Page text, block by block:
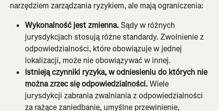
narzędziem zarządzania ryzykiem, ale mają ograniczenia:
Wykonalność jest zmienna. Sądy w różnych
jurysdykcjach stosują różne standardy. Zwolnienie z
odpowiedzialności, które obowiązuje w jednej
lokalizacji, może nie obowiązywać w innej.
Istnieją czynniki ryzyka, w odniesieniu do których nie
można zrzec się odpowiedzialności. Wiele
jurysdykcji zabrania zwalniania z odpowiedzialności
za rażące zaniedbanie, umyślne przewinienie,